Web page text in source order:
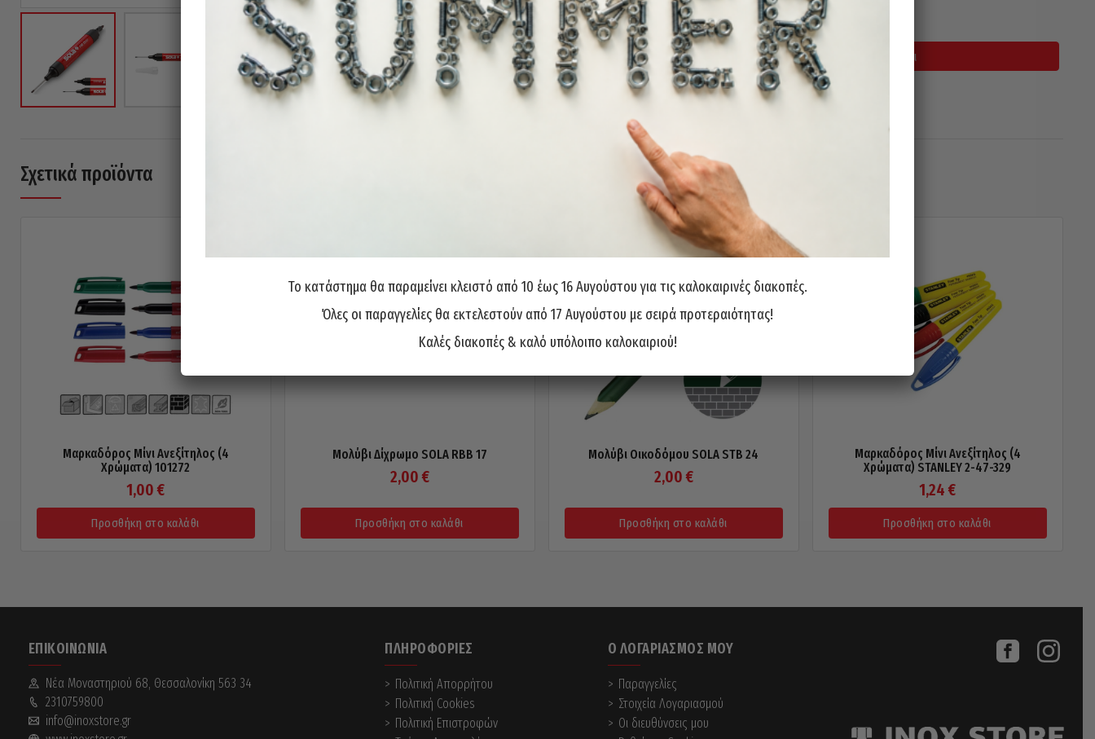
Διαθεσιμότητα: Άμεσα διαθέσιμο
Προσθήκη Στο Καλάθι
Σχετικά προϊόντα
Μαρκαδόρος Μίνι Ανεξίτηλος (4
Χρώματα) 101272
1,00 €
Προσθήκη στο καλάθι
Μολύβι Δίχρωμο SOLA RBB 17
2,00 €
Προσθήκη στο καλάθι
Μολύβι Οικοδόμου SOLA STB 24
2,00 €
Προσθήκη στο καλάθι
Μαρκαδόρος Μίνι Ανεξίτηλος (4
Χρώματα) STANLEY 2-47-329
1,24 €
Προσθήκη στο καλάθι
ΕΠΙΚΟΙΝΩΝΊΑ
Νέα Mοναστηριού 68, Θεσσαλονίκη 563 34
2310759800
info@inoxstore.gr
ΠΛΗΡΟΦΟΡΊΕΣ
Πολιτική Απορρήτου
Πολιτική Cookies
Πολιτική Επιστροφών
Ο ΛΟΓΑΡΙΑΣΜΌΣ ΜΟΥ
Παραγγελίες
Στοιχεία Λογαριασμού
Οι διευθύνσεις μου
Το κατάστημα θα παραμείνει κλειστό από 10 έως 16 Αυγούστου για τις καλοκαιρινές διακοπές.
Όλες οι παραγγελίες θα εκτελεστούν από 17 Αυγούστου με σειρά προτεραιότητας!
Καλές διακοπές & καλό υπόλοιπο καλοκαιριού!